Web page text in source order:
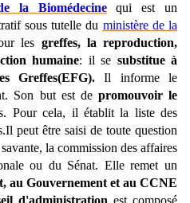
la Biomédecine
qui est un
sous tutelle du ministère de la
les greffes, la reproduction,
humaine: il se substitue à
Greffes(EFG). Il informe le
Son but est de promouvoir le
Pour cela, il établit la liste des
peut être saisi de toute question
la commission des affaires
ou du Sénat. Elle remet un
au Gouvernement et au CCNE
d'administration est composé